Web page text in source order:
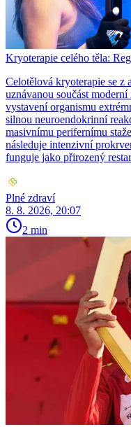
Kryoterapie celého těla:
Celotělová kryoterapie se z
uznávanou součást
vystavení organismu
silnou neuroendokrinní
masivnímu perifernímu
následuje intenzivní
funguje jako přirozený
Plné zdraví
8. 8. 2026, 20:07
2 min